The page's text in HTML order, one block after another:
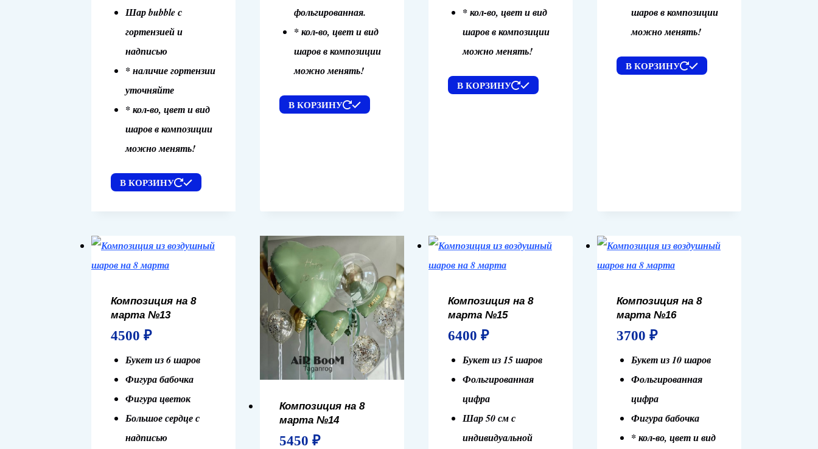
Шар bubble с
гортензией и
надписью
* наличие гортензии
уточняйте
* кол-во, цвет и вид
шаров в композиции
можно менять!
В КОРЗИНУ
фольгированная.
* кол-во, цвет и вид
шаров в композиции
можно менять!
В КОРЗИНУ
* кол-во, цвет и вид
шаров в композиции
можно менять!
В КОРЗИНУ
шаров в композиции
можно менять!
В КОРЗИНУ
Композиция на 8
марта №13
4500 ₽
Букет из 6 шаров
Фигура бабочка
Фигура цветок
Большое сердце с
надписью
Композиция на 8
марта №14
5450 ₽
Композиция на 8
марта №15
6400 ₽
Букет из 15 шаров
Фольгированная
цифра
Шар 50 см с
индивидуальной
Композиция на 8
марта №16
3700 ₽
Букет из 10 шаров
Фольгированная
цифра
Фигура бабочка
* кол-во, цвет и вид